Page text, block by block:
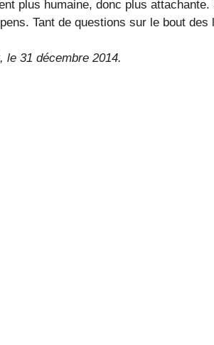
plus humaine, donc plus
Tant de questions sur le bout des
le 31 décembre 2014.